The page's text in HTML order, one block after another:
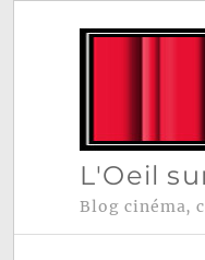
L'Oeil
Blog cinéma,